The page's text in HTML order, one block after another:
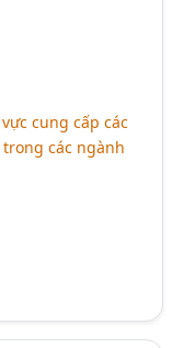
cung cấp các
các ngành